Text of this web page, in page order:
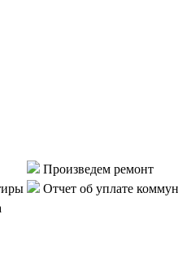
Произведем ремонт
Отчет об уплате